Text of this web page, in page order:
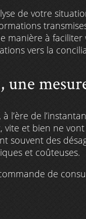
de votre
manière à
vers la
une
l’ère de
vite et bien ne
souvent des
et coûteuses.
de